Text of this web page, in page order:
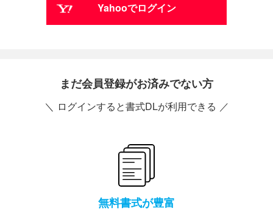
Yahooでログイン
まだ会員登録がお済みでない方
＼ ログインすると書式DLが利用できる ／
無料書式が豊富